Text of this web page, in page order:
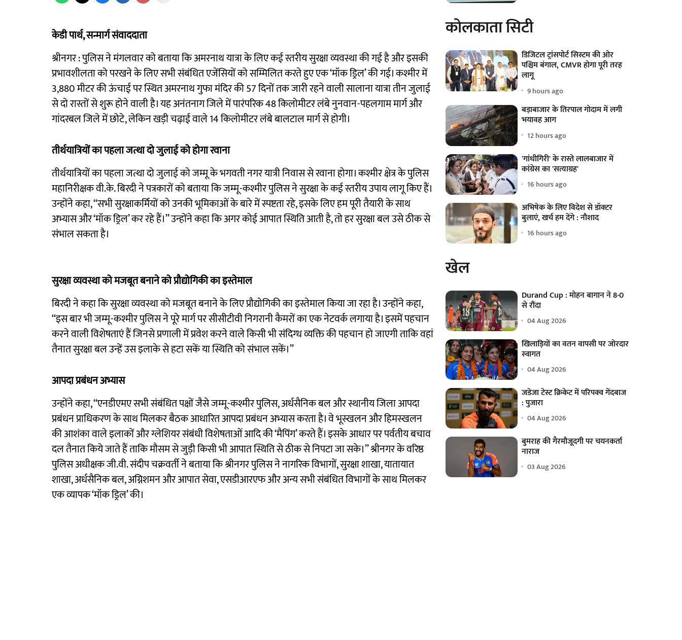
केडी पार्थ, सन्मार्ग संवाददाता
श्रीनगर : पुलिस ने मंगलवार को बताया कि अमरनाथ यात्रा के लिए कई स्तरीय सुरक्षा व्यवस्था की गई है और इसकी
प्रभावशीलता को परखने के लिए सभी संबंधित एजेंसियों को सम्मिलित करते हुए एक ‘मॉक ड्रिल’ की गई। कश्मीर में
3,880 मीटर की ऊंचाई पर स्थित अमरनाथ गुफा मंदिर की 57 दिनों तक जारी रहने वाली सालाना यात्रा तीन जुलाई
से दो रास्तों से शुरू होने वाली है। यह अनंतनाग जिले में पारंपरिक 48 किलोमीटर लंबे नुनवान-पहलगाम मार्ग और
गांदरबल जिले में छोटे, लेकिन खड़ी चढ़ाई वाले 14 किलोमीटर लंबे बालटाल मार्ग से होगी।
तीर्थयात्रियों का पहला जत्था दो जुलाई को होगा रवाना
तीर्थयात्रियों का पहला जत्था दो जुलाई को जम्मू के भगवती नगर यात्री निवास से रवाना होगा। कश्मीर क्षेत्र के पुलिस
महानिरीक्षक वी.के. बिरदी ने पत्रकारों को बताया कि जम्मू-कश्मीर पुलिस ने सुरक्षा के कई स्तरीय उपाय लागू किए हैं।
उन्होंने कहा, ‘‘सभी सुरक्षाकर्मियों को उनकी भूमिकाओं के बारे में स्पष्टता रहे, इसके लिए हम पूरी तैयारी के साथ
अभ्यास और ‘मॉक ड्रिल’ कर रहे हैं।’’ उन्होंने कहा कि अगर कोई आपात स्थिति आती है, तो हर सुरक्षा बल उसे ठीक से
संभाल सकता है।
सुरक्षा व्यवस्था को मजबूत बनाने को प्रौद्योगिकी का इस्तेमाल
बिरदी ने कहा कि सुरक्षा व्यवस्था को मजबूत बनाने के लिए प्रौद्योगिकी का इस्तेमाल किया जा रहा है। उन्होंने कहा,
‘‘इस बार भी जम्मू-कश्मीर पुलिस ने पूरे मार्ग पर सीसीटीवी निगरानी कैमरों का एक नेटवर्क लगाया है। इसमें पहचान
करने वाली विशेषताएं हैं जिनसे प्रणाली में प्रवेश करने वाले किसी भी संदिग्ध व्यक्ति की पहचान हो जाएगी ताकि वहां
तैनात सुरक्षा बल उन्हें उस इलाके से हटा सकें या स्थिति को संभाल सकें।’’
आपदा प्रबंधन अभ्यास
उन्होंने कहा, ‘‘एनडीएमए सभी संबंधित पक्षों जैसे जम्मू-कश्मीर पुलिस, अर्धसैनिक बल और स्थानीय जिला आपदा
प्रबंधन प्राधिकरण के साथ मिलकर बैठक आधारित आपदा प्रबंधन अभ्यास करता है। वे भूस्खलन और हिमस्खलन
की आशंका वाले इलाकों और ग्लेशियर संबंधी विशेषताओं आदि की ‘मैपिंग’ करते हैं। इसके आधार पर पर्वतीय बचाव
दल तैनात किये जाते हैं ताकि मौसम से जुड़ी किसी भी आपात स्थिति से ठीक से निपटा जा सके।’’ श्रीनगर के वरिष्ठ
पुलिस अधीक्षक जी.वी. संदीप चक्रवर्ती ने बताया कि श्रीनगर पुलिस ने नागरिक विभागों, सुरक्षा शाखा, यातायात
शाखा, अर्धसैनिक बल, अग्निशमन और आपात सेवा, एसडीआरएफ और अन्य सभी संबंधित विभागों के साथ मिलकर
एक व्यापक ‘मॉक ड्रिल’ की।
कोलकाता सिटी
डिजिटल ट्रांसपोर्ट सिस्टम की ओर
पश्चिम बंगाल, CMVR होगा पूरी तरह
लागू
9 hours ago
बड़ाबाजार के तिरपाल गोदाम में लगी
भयावह आग
12 hours ago
'गांधीगिरी' के रास्ते लालबाजार में
कांग्रेस का 'सत्याग्रह'
16 hours ago
अभिषेक के लिए विदेश से डॉक्टर
बुलाएं, खर्च हम देंगे : नौशाद
16 hours ago
खेल
Durand Cup : मोहन बागान ने 8-0
से रौंदा
04 Aug 2026
खिलाड़ियों का वतन वापसी पर जोरदार
स्वागत
04 Aug 2026
जडेजा टेस्ट क्रिकेट में परिपक्व गेंदबाज
: पुजारा
04 Aug 2026
बुमराह की गैरमौजूदगी पर चयनकर्ता
नाराज
03 Aug 2026